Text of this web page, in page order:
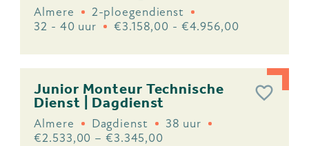
Almere
2-ploegendienst
32 - 40 uur
€3.158,00 - €4.956,00
Junior Monteur Technische
Dienst | Dagdienst
Almere Dagdienst
38 uur
€2.533,00 – €3.345,00